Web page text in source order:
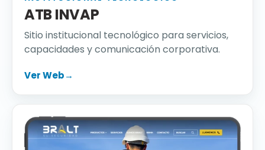
ATB INVAP
Sitio institucional tecnológico para servicios,
capacidades y comunicación corporativa.
Ver Web→